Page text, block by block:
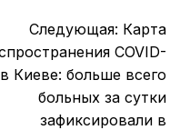
Следующая: Карта
COVID-
Киеве: больше всего
больных за сутки
зафиксировали в